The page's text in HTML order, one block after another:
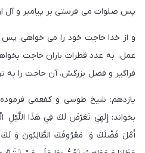
پس صلوات مى فرستى بر پيامبر و آل
و از خدا حاجت خود را می خواهى، پس
عمل، به عدد قطرات باران حاجت
فراگير و فضل بزرگش، آن حاجت را به
يازدهم: شيخ طوسى و كفعمى
بخواند: إِلَهِي تَعَرَّضَ لَكَ فِي هَذَا
أَمَّلَ فَضْلَكَ وَ مَعْرُوفَكَ الطَّالِبُونَ وَ لَكَ